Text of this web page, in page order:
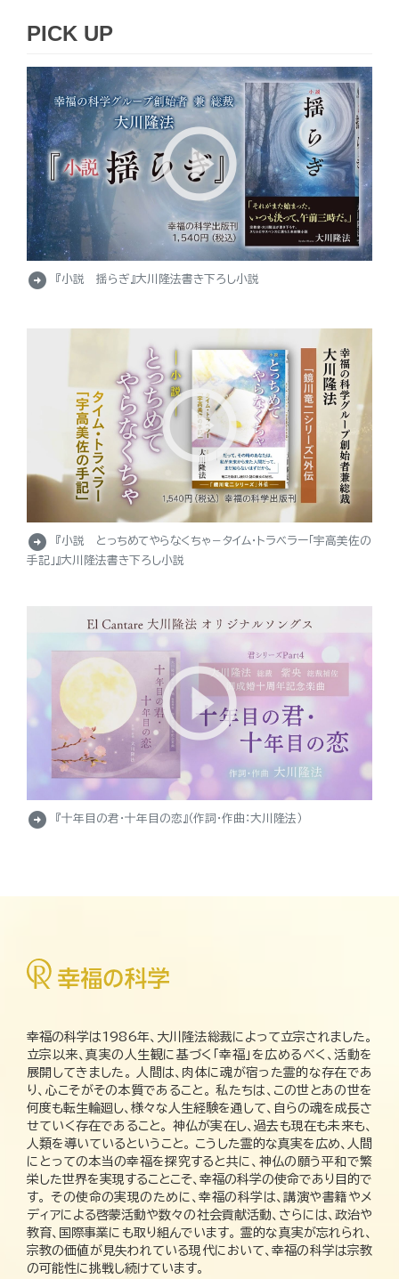
PICK UP
arrow_circle_right 『小説 揺らぎ』大川隆法書き下ろし小説
arrow_circle_right
『小説 とっちめてやらなくちゃ－タイム・トラベラー「宇高美佐の
手記」』大川隆法書き下ろし小説
arrow_circle_right 『十年目の君・十年目の恋』（作詞・作曲：大川隆法）
幸福の科学は1986年、大川隆法総裁によって立宗されました。
立宗以来、真実の人生観に基づく「幸福」を広めるべく、活動を
展開してきました。 人間は、肉体に魂が宿った霊的な存在であ
り、心こそがその本質であること。 私たちは、この世とあの世を
何度も転生輪廻し、様々な人生経験を通して、自らの魂を成長さ
せていく存在であること。 神仏が実在し、過去も現在も未来も、
人類を導いているということ。 こうした霊的な真実を広め、人間
にとっての本当の幸福を探究すると共に、神仏の願う平和で繁
栄した世界を実現することこそ、幸福の科学の使命であり目的で
す。 その使命の実現のために、幸福の科学は、講演や書籍やメ
ディアによる啓蒙活動や数々の社会貢献活動、さらには、政治や
教育、国際事業にも取り組んでいます。 霊的な真実が忘れられ、
宗教の価値が見失われている現代において、幸福の科学は宗教
の可能性に挑戦し続けています。